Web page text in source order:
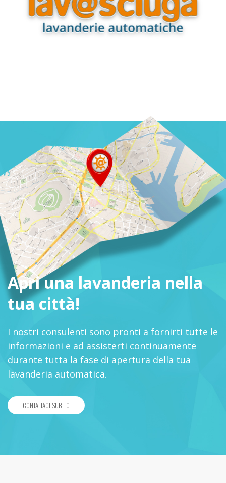
Apri una lavanderia nella
tua città!
I nostri consulenti sono pronti a fornirti tutte le
informazioni e ad assisterti continuamente
durante tutta la fase di apertura della tua
lavanderia automatica.
CONTATTACI SUBITO